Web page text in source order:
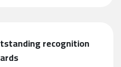
recognition